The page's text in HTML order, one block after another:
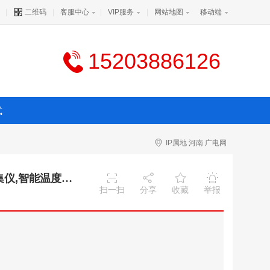
二维码 客服中心 VIP服务 网站地图 移动端
15203886126
IP属地 河南 广电网
温度采集仪
扫一扫 分享 收藏 举报